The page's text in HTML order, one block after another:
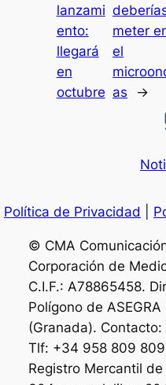
lanzami
ento:
llegará
en
octubre
meter
el
as
→
Política de Privacidad
© CMA
Corporación de
C.I.F.: A78865458.
Polígono de ASEGRA
(Granada).
Tlf: +34 958 809
Registro Mercantil